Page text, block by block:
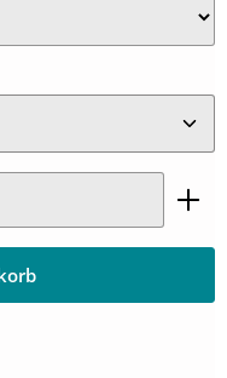
Wert ein